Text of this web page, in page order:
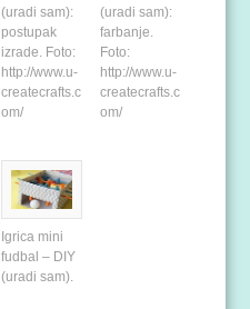
(uradi sam):
postupak
izrade. Foto:
http://www.u-
createcrafts.c
om/
(uradi sam):
farbanje.
Foto:
http://www.u-
createcrafts.c
om/
Igrica mini
fudbal – DIY
(uradi sam).